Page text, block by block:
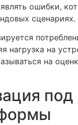
ошибки,
сценариях.
нагрузка на
на
под